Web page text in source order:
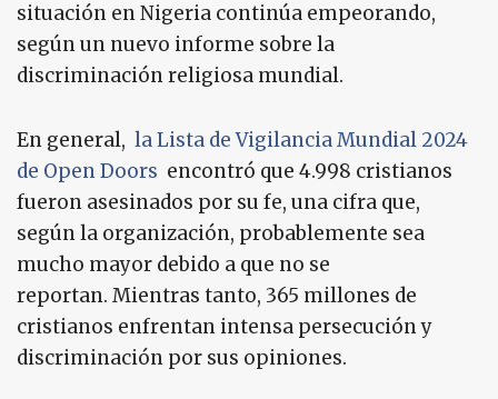
situación en Nigeria continúa empeorando,
según un nuevo informe sobre la
discriminación religiosa mundial.
En general, la Lista de Vigilancia Mundial 2024
de Open Doors encontró que 4.998 cristianos
fueron asesinados por su fe, una cifra que,
según la organización, probablemente sea
mucho mayor debido a que no se
reportan. Mientras tanto, 365 millones de
cristianos enfrentan intensa persecución y
discriminación por sus opiniones.